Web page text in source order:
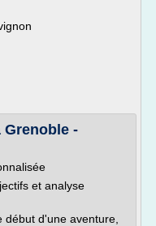
-
et analyse
début d'une aventure,